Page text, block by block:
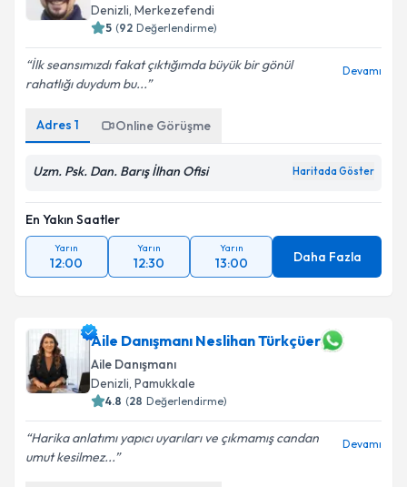
Denizli, Merkezefendi
5 (92 Değerlendirme)
İlk seansımızdı fakat çıktığımda büyük bir gönül
rahatlığı duydum bu...
Devamı
Adres 1 Online Görüşme
Uzm. Psk. Dan. Barış İlhan Ofisi Haritada Göster
En Yakın Saatler
Yarın
12:00
Yarın
12:30
Yarın
13:00 Daha Fazla
Aile Danışmanı Neslihan Türkçüer
Aile Danışmanı
Denizli, Pamukkale
4.8 (28 Değerlendirme)
Harika anlatımı yapıcı uyarıları ve çıkmamış candan
umut kesilmez...
Devamı